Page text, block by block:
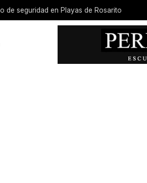
de seguridad en Playas de Rosarito